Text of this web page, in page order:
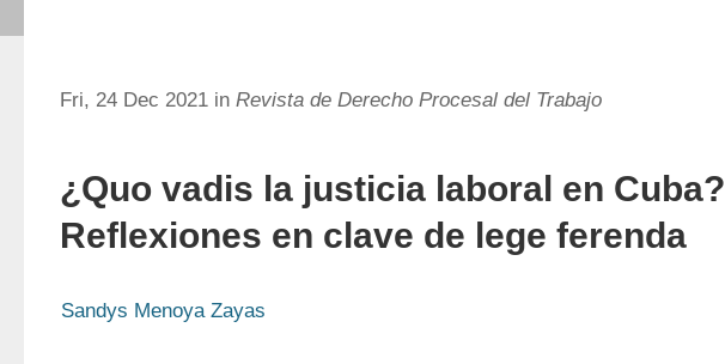
Fri, 24 Dec 2021 in Revista de Derecho Procesal del Trabajo
¿Quo vadis la justicia laboral en Cuba?
Reflexiones en clave de lege ferenda
Sandys Menoya Zayas